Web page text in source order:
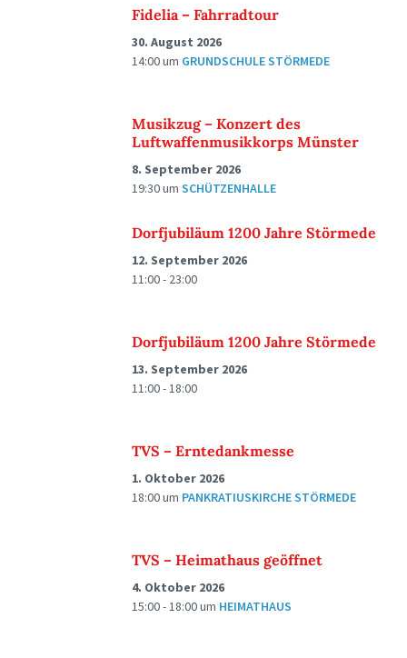
Fidelia – Fahrradtour
30. August 2026
14:00um GRUNDSCHULE STÖRMEDE
Musikzug – Konzert des
Luftwaffenmusikkorps Münster
8. September 2026
19:30um SCHÜTZENHALLE
Dorfjubiläum 1200 Jahre Störmede
12. September 2026
11:00 - 23:00
Dorfjubiläum 1200 Jahre Störmede
13. September 2026
11:00 - 18:00
TVS – Erntedankmesse
1. Oktober 2026
18:00um PANKRATIUSKIRCHE STÖRMEDE
TVS – Heimathaus geöffnet
4. Oktober 2026
15:00 - 18:00um HEIMATHAUS